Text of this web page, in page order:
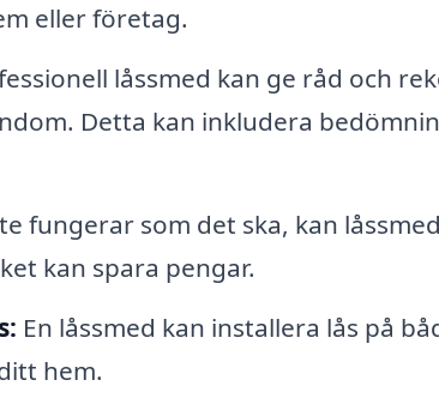
eller företag.
låssmed kan ge råd och
Detta kan inkludera
fungerar som det ska, kan
kan spara pengar.
En låssmed kan installera lås på
hem.